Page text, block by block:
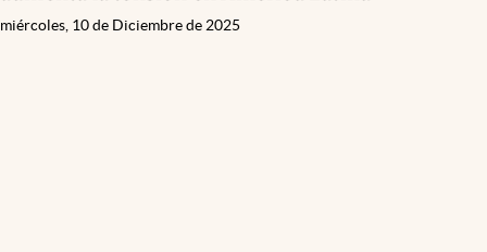
miércoles, 10 de Diciembre de 2025